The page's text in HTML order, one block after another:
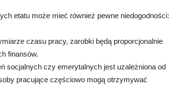
etatu może mieć również pewne niedogodności:
czasu pracy, zarobki będą proporcjonalnie
finansów.
socjalnych czy emerytalnych jest uzależniona od
pracujące częściowo mogą otrzymywać